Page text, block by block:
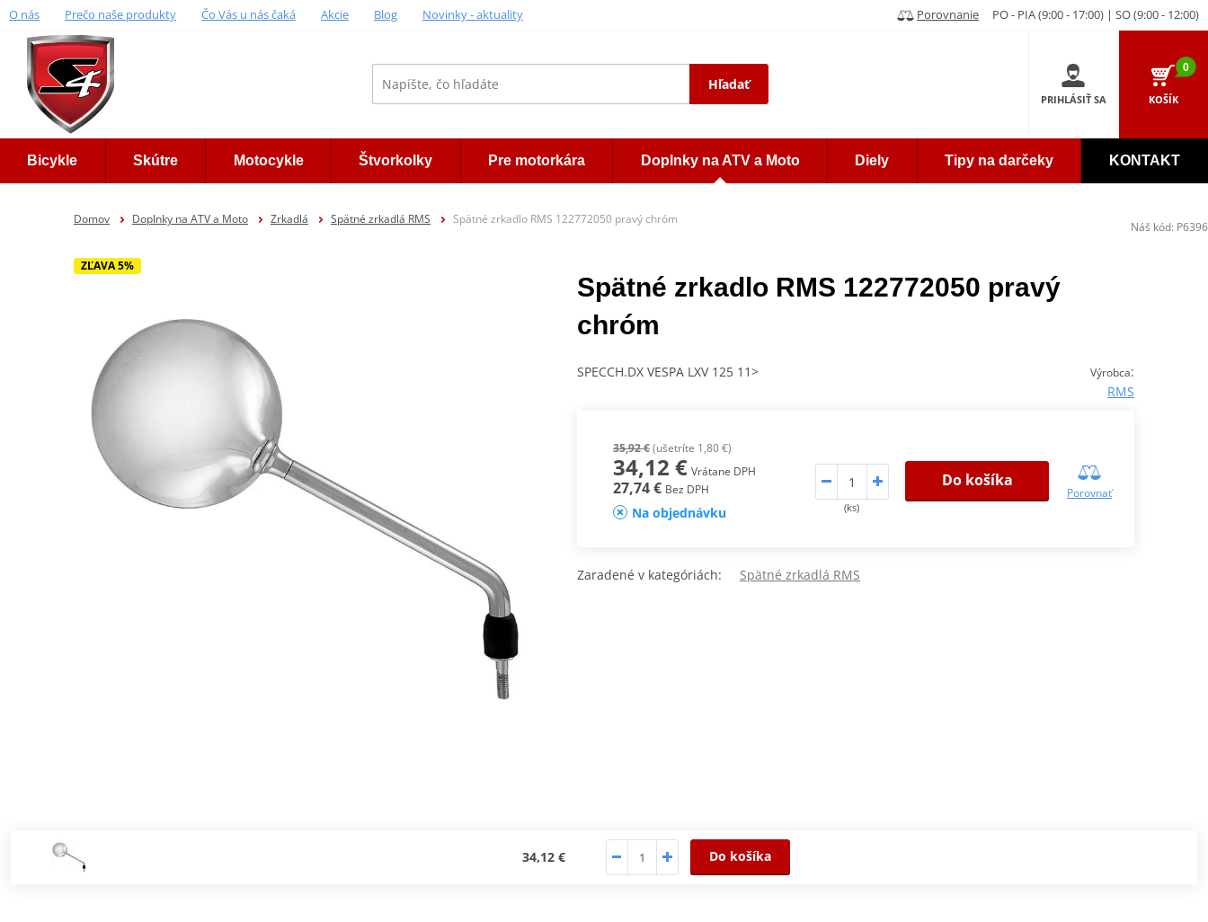
O nás Prečo naše produkty Čo Vás u nás čaká Akcie Blog Novinky - aktuality Porovnanie PO - PIA (9:00 - 17:00) | SO (9:00 - 12:00)
Hľadať
PRIHLÁSIŤ SA
0
KOŠÍK
Bicykle Skútre Motocykle Štvorkolky Pre motorkára Doplnky na ATV a Moto Diely Tipy na darčeky KONTAKT
Domov Doplnky na ATV a Moto Zrkadlá Spätné zrkadlá RMS Spätné zrkadlo RMS 122772050 pravý chróm
ZĽAVA 5%
Spätné zrkadlo RMS 122772050 pravý
chróm
Výrobca:
RMS
SPECCH.DX VESPA LXV 125 11>
35,92 €(ušetríte 1,80 €)
34,12 € Vrátane DPH
27,74 € Bez DPH
Na objednávku (ks)
Do košíka
Porovnať
Zaradené v kategóriách: Spätné zrkadlá RMS
34,12 € Do košíka
Náš kód: P6396